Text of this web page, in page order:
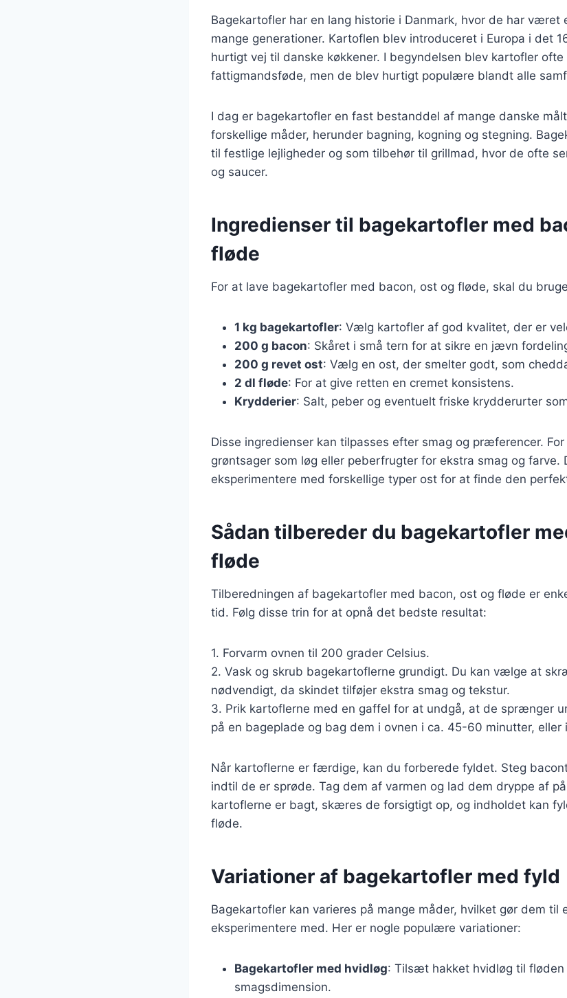
Bagekartofler har en lang historie i Danmark, hvor de har været
mange generationer. Kartoflen blev introduceret i Europa i det
hurtigt vej til danske køkkener. I begyndelsen blev kartofler
fattigmandsføde, men de blev hurtigt populære blandt alle
I dag er bagekartofler en fast bestanddel af mange danske
forskellige måder, herunder bagning, kogning og stegning.
til festlige lejligheder og som tilbehør til grillmad, hvor de ofte
og saucer.
Ingredienser til bagekartofler med
fløde
For at lave bagekartofler med bacon, ost og fløde, skal du
1 kg bagekartofler: Vælg kartofler af god kvalitet, der er
200 g bacon: Skåret i små tern for at sikre en jævn
200 g revet ost: Vælg en ost, der smelter godt, som
2 dl fløde: For at give retten en cremet konsistens.
Krydderier: Salt, peber og eventuelt friske krydderurter
Disse ingredienser kan tilpasses efter smag og præferencer.
grøntsager som løg eller peberfrugter for ekstra smag og farve.
eksperimentere med forskellige typer ost for at finde den
Sådan tilbereder du bagekartofler
fløde
Tilberedningen af bagekartofler med bacon, ost og fløde er
tid. Følg disse trin for at opnå det bedste resultat:
1. Forvarm ovnen til 200 grader Celsius.
2. Vask og skrub bagekartoflerne grundigt. Du kan vælge at
nødvendigt, da skindet tilføjer ekstra smag og tekstur.
3. Prik kartoflerne med en gaffel for at undgå, at de sprænger
på en bageplade og bag dem i ovnen i ca. 45-60 minutter, eller
Når kartoflerne er færdige, kan du forberede fyldet. Steg
indtil de er sprøde. Tag dem af varmen og lad dem dryppe af
kartoflerne er bagt, skæres de forsigtigt op, og indholdet kan
fløde.
Variationer af bagekartofler med fyld
Bagekartofler kan varieres på mange måder, hvilket gør dem til
eksperimentere med. Her er nogle populære variationer:
Bagekartofler med hvidløg: Tilsæt hakket hvidløg til fløden
smagsdimension.